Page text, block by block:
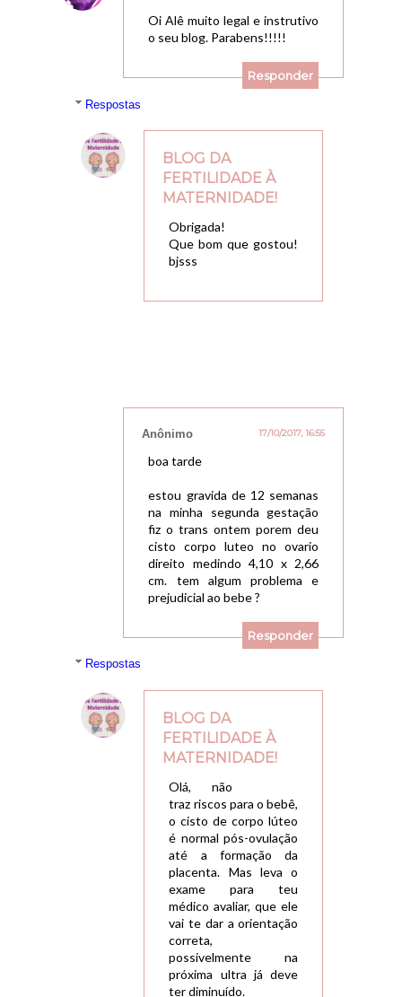
Oi Alê muito legal e instrutivo
o seu blog. Parabens!!!!!
Responder
Respostas
BLOG DA
FERTILIDADE À
MATERNIDADE!
Obrigada!
Que bom que gostou!
bjsss
Anônimo 17/10/2017, 16:55
boa tarde
estou gravida de 12 semanas
na minha segunda gestação
fiz o trans ontem porem deu
cisto corpo luteo no ovario
direito medindo 4,10 x 2,66
cm. tem algum problema e
prejudicial ao bebe ?
Responder
Respostas
BLOG DA
FERTILIDADE À
MATERNIDADE!
Olá, não
traz riscos para o bebê,
o cisto de corpo lúteo
é normal pós-ovulação
até a formação da
placenta. Mas leva o
exame para teu
médico avaliar, que ele
vai te dar a orientação
correta,
possivelmente na
próxima ultra já deve
ter diminuído.